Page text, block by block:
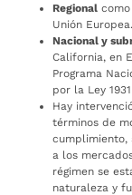
Regional
Unión Europea.
Nacional y
California, en
Programa
por la Ley
Hay
términos de
cumplimiento,
a los
régimen se
naturaleza y